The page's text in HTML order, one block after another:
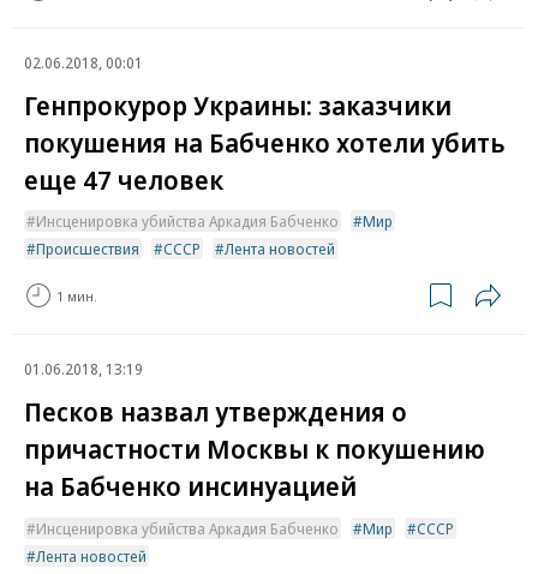
02.06.2018, 00:01
Генпрокурор Украины: заказчики
покушения на Бабченко хотели убить
еще 47 человек
Инсценировка убийства Аркадия Бабченко
Мир
Происшествия
СССР Лента новостей
1 мин.
01.06.2018, 13:19
Песков назвал утверждения о
причастности Москвы к покушению
на Бабченко инсинуацией
Инсценировка убийства Аркадия Бабченко Мир
СССР
Лента новостей